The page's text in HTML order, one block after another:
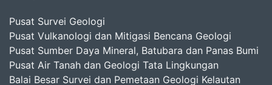
Pusat Survei Geologi
Pusat Vulkanologi dan Mitigasi Bencana Geologi
Pusat Sumber Daya Mineral, Batubara dan Panas Bumi
Pusat Air Tanah dan Geologi Tata Lingkungan
Balai Besar Survei dan Pemetaan Geologi Kelautan